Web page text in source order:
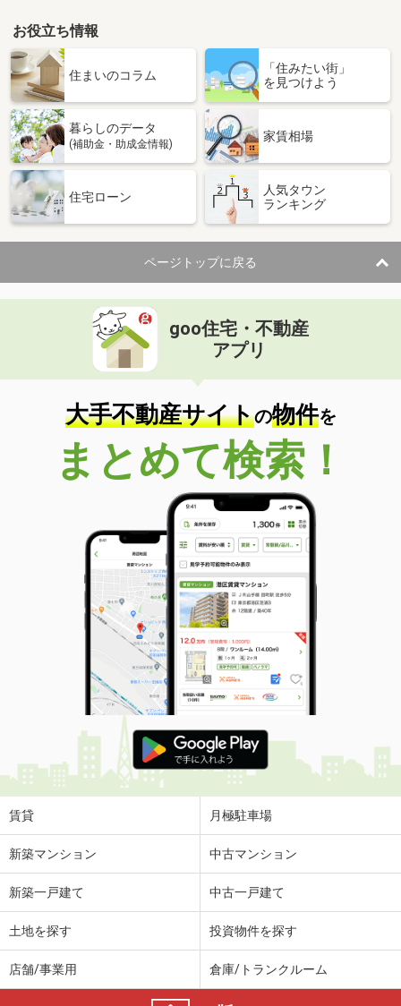
お役立ち情報
住まいのコラム
「住みたい街」
を見つけよう
暮らしのデータ
(補助金・助成金情報)
家賃相場
住宅ローン
人気タウン
ランキング
ページトップに戻る
goo住宅・不動産
アプリ
大手不動産サイトの物件を
まとめて検索！
賃貸 月極駐車場
新築マンション 中古マンション
新築一戸建て 中古一戸建て
土地を探す 投資物件を探す
店舗/事業用 倉庫/トランクルーム